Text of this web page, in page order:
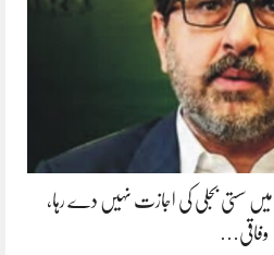
سستی بجلی کی اجازت نہیں دے رہا،
وفاقی…